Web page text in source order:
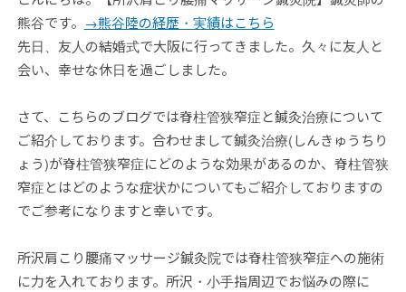
熊谷です。 →熊谷陸の経歴・実績はこちら
先日、友人の結婚式で大阪に行ってきました。久々に友人と
会い、幸せな休日を過ごしました。
さて、こちらのブログでは脊柱管狭窄症と鍼灸治療について
ご紹介しております。合わせまして鍼灸治療(しんきゅうちり
ょう)が脊柱管狭窄症にどのような効果があるのか、脊柱管狭
窄症とはどのような症状かについてもご紹介しておりますの
でご参考になりますと幸いです。
所沢肩こり腰痛マッサージ鍼灸院では脊柱管狭窄症への施術
に力を入れております。所沢・小手指周辺でお悩みの際に